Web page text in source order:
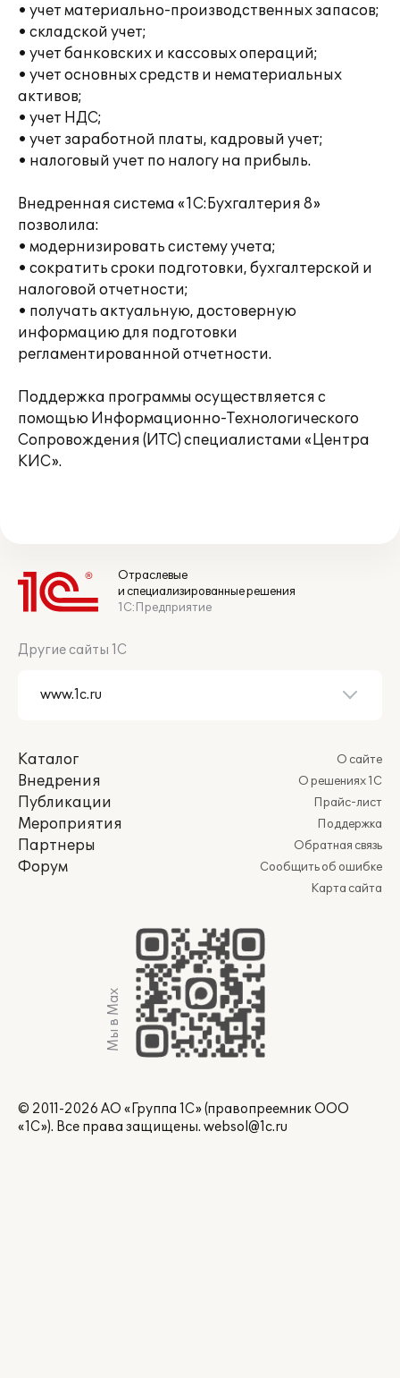
• учет материально-производственных запасов;
• складской учет;
• учет банковских и кассовых операций;
• учет основных средств и нематериальных
активов;
• учет НДС;
• учет заработной платы, кадровый учет;
• налоговый учет по налогу на прибыль.
Внедренная система «1С:Бухгалтерия 8»
позволила:
• модернизировать систему учета;
• сократить сроки подготовки, бухгалтерской и
налоговой отчетности;
• получать актуальную, достоверную
информацию для подготовки
регламентированной отчетности.
Поддержка программы осуществляется с
помощью Информационно-Технологического
Сопровождения (ИТС) специалистами «Центра
КИС».
Отраслевые
и специализированные решения
1С:Предприятие
Другие сайты 1С
Каталог
Внедрения
Публикации
Мероприятия
Партнеры
Форум
О сайте
О решениях 1С
Прайс-лист
Поддержка
Обратная связь
Сообщить об ошибке
Карта сайта
Мы в Max
© 2011-2026 АО «Группа 1С» (правопреемник ООО
«1С»). Все права защищены. websol@1c.ru